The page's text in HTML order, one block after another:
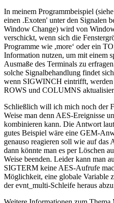
In meinem Programmbeispiel
einen .Exoten' unter den Signalen
Window Change) wird von
verschickt, wenn sich die
Programme wie ,more‘ oder ein
Information nutzen, um mit einem
Ausmaße des Terminals zu
solche Signalbehandlung findet
wenn SIGWINCH eintrifft, werden
ROWS und COLUMNS
Schließlich will ich mich noch der
Weise man denn AES-Ereignisse
kombinieren kann. Die Antwort
gutes Beispiel wäre eine GEM-
genauso reagieren soll wie auf
dann könnte man es per Löschen
Weise beenden. Leider kann man
SIGTERM keine AES-Aufrufe
Möglichkeit, eine globale Variable
der evnt_multi-Schleife heraus